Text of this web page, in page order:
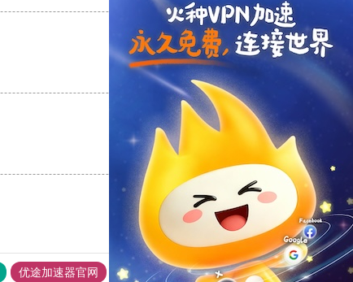
反对
反对[0]
优途加速器官网 风驰加速器 旋风加速器 八戒看书